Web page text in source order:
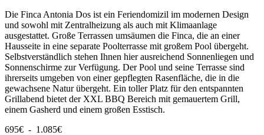
Die Finca Antonia Dos ist ein Feriendomizil im modernen Design
und sowohl mit Zentralheizung als auch mit Klimaanlage
ausgestattet. Große Terrassen umsäumen die Finca, die an einer
Hausseite in eine separate Poolterrasse mit großem Pool übergeht.
Selbstverständlich stehen Ihnen hier ausreichend Sonnenliegen und
Sonnenschirme zur Verfügung. Der Pool und seine Terrasse sind
ihrerseits umgeben von einer gepflegten Rasenfläche, die in die
gewachsene Natur übergeht. Ein toller Platz für den entspannten
Grillabend bietet der XXL BBQ Bereich mit gemauertem Grill,
einem Gasherd und einem großen Esstisch.
695€ - 1.085€